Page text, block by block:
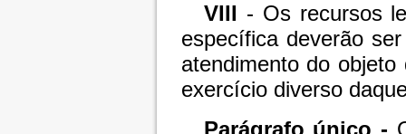
VIII - Os recursos
específica deverão
atendimento do
exercício diverso